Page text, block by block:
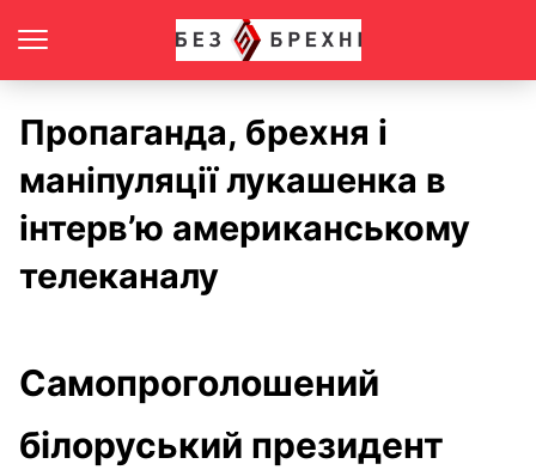
Пропаганда, брехня і
маніпуляції лукашенка в
інтерв’ю американському
телеканалу
Самопроголошений
білоруський президент